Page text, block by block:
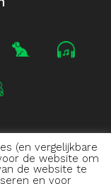
(en vergelijkbare
de website om
de website te
en voor